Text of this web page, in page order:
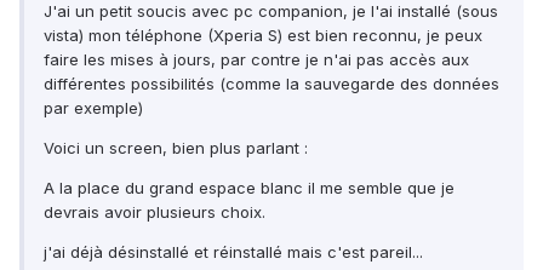
J'ai un petit soucis avec pc companion, je l'ai installé (sous
vista) mon téléphone (Xperia S) est bien reconnu, je peux
faire les mises à jours, par contre je n'ai pas accès aux
différentes possibilités (comme la sauvegarde des données
par exemple)
Voici un screen, bien plus parlant :
A la place du grand espace blanc il me semble que je
devrais avoir plusieurs choix.
j'ai déjà désinstallé et réinstallé mais c'est pareil...